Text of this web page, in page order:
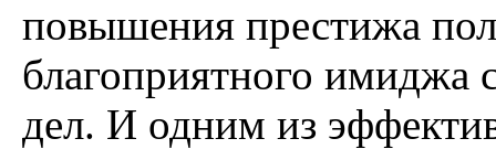
повышения престижа
благоприятного имиджа
дел. И одним из